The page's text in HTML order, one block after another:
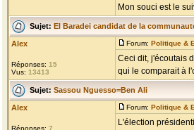
Mon souci est le
Sujet: El Baradei candidat de la
Alex
Réponses: 15
Vus: 13413
Forum: Politique &
Ceci dit, j'écoutais
qui le comparait à
Sujet: Sassou Nguesso=Ben Ali
Alex
Réponses: 7
Forum: Politique &
L'élection